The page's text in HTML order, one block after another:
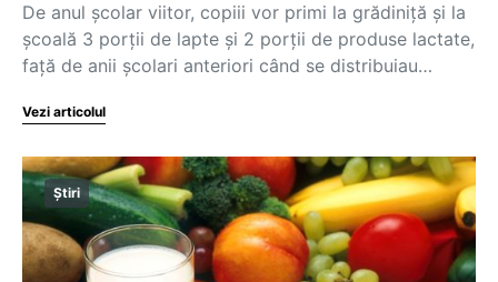
De anul școlar viitor, copiii vor primi la grădiniță și la
școală 3 porții de lapte și 2 porții de produse lactate,
față de anii școlari anteriori când se distribuiau…
Vezi articolul
Știri